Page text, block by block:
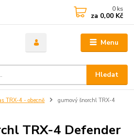
Menu
Hledat
0 ks
za 0,00 Kč
TRX-4 - obecně
gumový šnorchl TRX-4
TRX-4 Defender